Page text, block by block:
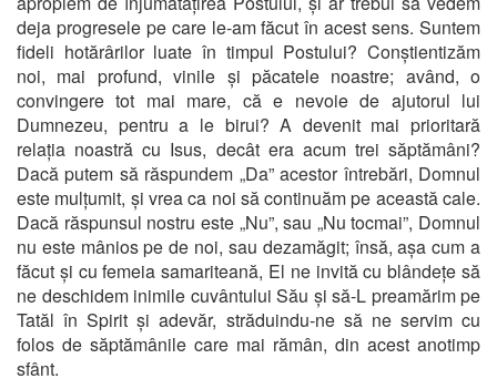
deja progresele pe care le-am făcut în acest sens. Suntem
fideli hotărârilor luate în timpul Postului? Conștientizăm
noi, mai profund, vinile și păcatele noastre; având, o
convingere tot mai mare, că e nevoie de ajutorul lui
Dumnezeu, pentru a le birui? A devenit mai prioritară
relația noastră cu Isus, decât era acum trei săptămâni?
Dacă putem să răspundem „Da” acestor întrebări, Domnul
este mulțumit, și vrea ca noi să continuăm pe această cale.
Dacă răspunsul nostru este „Nu”, sau „Nu tocmai”, Domnul
nu este mânios pe de noi, sau dezamăgit; însă, așa cum a
făcut și cu femeia samariteană, El ne invită cu blândețe să
ne deschidem inimile cuvântului Său și să-L preamărim pe
Tatăl în Spirit și adevăr, străduindu-ne să ne servim cu
folos de săptămânile care mai rămân, din acest anotimp
sfânt.